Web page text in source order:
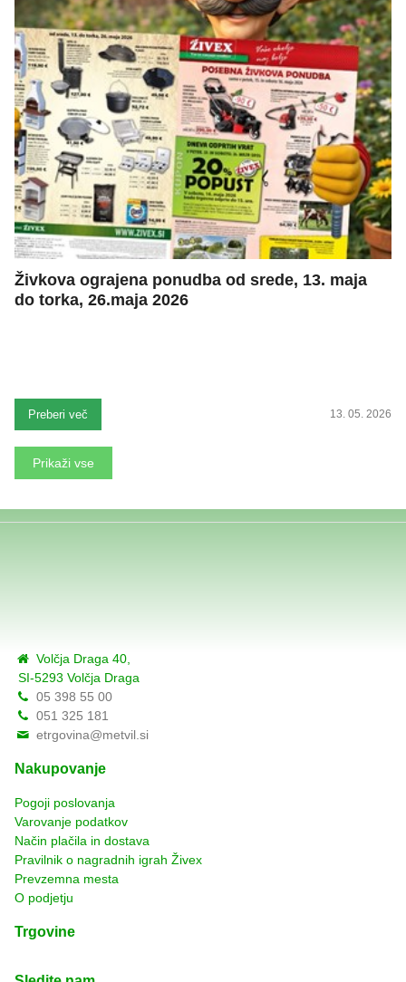
Živkova ograjena ponudba od srede, 13. maja
do torka, 26.maja 2026
Preberi več 13. 05. 2026
Prikaži vse
Volčja Draga 40,
SI-5293 Volčja Draga
05 398 55 00
051 325 181
etrgovina@metvil.si
Nakupovanje
Pogoji poslovanja
Varovanje podatkov
Način plačila in dostava
Pravilnik o nagradnih igrah Živex
Prevzemna mesta
O podjetju
Trgovine